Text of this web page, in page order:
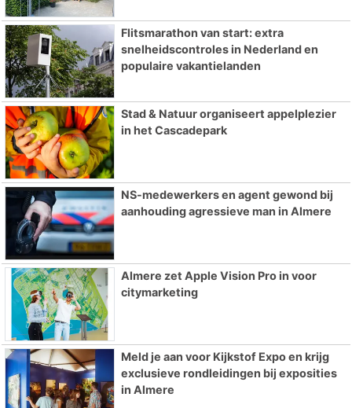
Flitsmarathon van start: extra
snelheidscontroles in Nederland en
populaire vakantielanden
Stad & Natuur organiseert appelplezier
in het Cascadepark
NS-medewerkers en agent gewond bij
aanhouding agressieve man in Almere
Almere zet Apple Vision Pro in voor
citymarketing
Meld je aan voor Kijkstof Expo en krijg
exclusieve rondleidingen bij exposities
in Almere